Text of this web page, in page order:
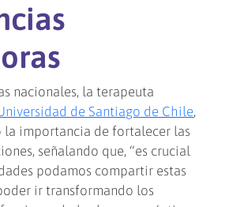
nacionales, la terapeuta
de Santiago de Chile,
la importancia de fortalecer las
señalando que, “es crucial
podamos compartir estas
ir transformando los